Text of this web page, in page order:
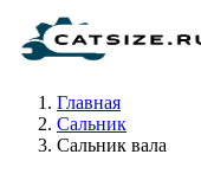
Главная
Сальник
Сальник вала